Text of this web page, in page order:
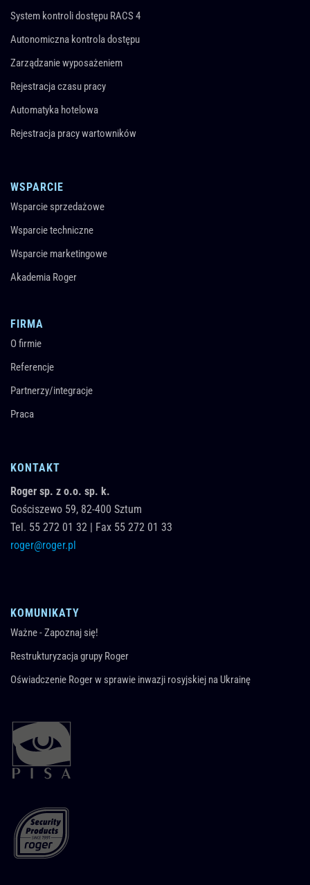
System kontroli dostępu RACS 4
Autonomiczna kontrola dostępu
Zarządzanie wyposażeniem
Rejestracja czasu pracy
Automatyka hotelowa
Rejestracja pracy wartowników
WSPARCIE
Wsparcie sprzedażowe
Wsparcie techniczne
Wsparcie marketingowe
Akademia Roger
FIRMA
O firmie
Referencje
Partnerzy/integracje
Praca
KONTAKT
Roger sp. z o.o. sp. k.
Gościszewo 59, 82-400 Sztum
Tel. 55 272 01 32
Fax 55 272 01 33
roger@roger.pl
KOMUNIKATY
Ważne - Zapoznaj się!
Restrukturyzacja grupy Roger
Oświadczenie Roger w sprawie inwazji rosyjskiej na Ukrainę